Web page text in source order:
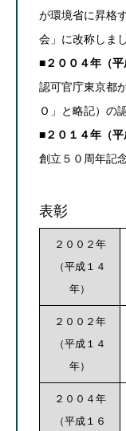
が環境省に昇格
会」に改称しまし
■２００４年（
認可官庁東京都
Ｏ」と略記）の
■２０１４年（
創立５０周年記
表彰
２００２年
（平成１４
年）
２００２年
（平成１４
年）
２００４年
（平成１６